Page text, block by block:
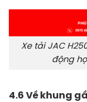
Xe tải JAC
động
4.6 Về khung